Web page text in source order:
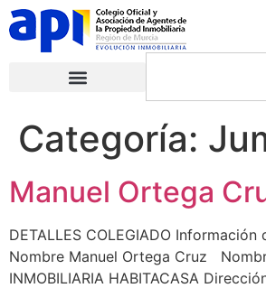
Categoría:
Manuel Ortega
DETALLES COLEGIADO
Nombre Manuel Ortega Cruz
INMOBILIARIA HABITACASA